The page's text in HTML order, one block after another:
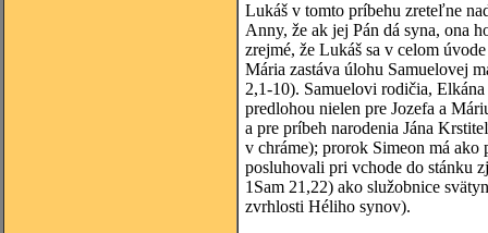
Lukáš v tomto príbehu zreteľne
Anny, že ak jej Pán dá syna, ona
zrejmé, že Lukáš sa v celom
Mária zastáva úlohu Samuelovej
2,1-10). Samuelovi rodičia,
predlohou nielen pre Jozefa a
a pre príbeh narodenia Jána
v chráme); prorok Simeon má
posluhovali pri vchode do stánku
1Sam 21,22) ako služobnice
zvrhlosti Héliho synov).